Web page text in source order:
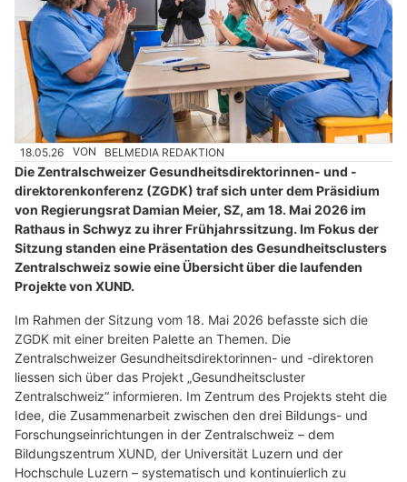
18.05.26 VON BELMEDIA REDAKTION
Die Zentralschweizer Gesundheitsdirektorinnen- und -
direktorenkonferenz (ZGDK) traf sich unter dem Präsidium
von Regierungsrat Damian Meier, SZ, am 18. Mai 2026 im
Rathaus in Schwyz zu ihrer Frühjahrssitzung. Im Fokus der
Sitzung standen eine Präsentation des Gesundheitsclusters
Zentralschweiz sowie eine Übersicht über die laufenden
Projekte von XUND.
Im Rahmen der Sitzung vom 18. Mai 2026 befasste sich die
ZGDK mit einer breiten Palette an Themen. Die
Zentralschweizer Gesundheitsdirektorinnen- und -direktoren
liessen sich über das Projekt „Gesundheitscluster
Zentralschweiz“ informieren. Im Zentrum des Projekts steht die
Idee, die Zusammenarbeit zwischen den drei Bildungs- und
Forschungseinrichtungen in der Zentralschweiz – dem
Bildungszentrum XUND, der Universität Luzern und der
Hochschule Luzern – systematisch und kontinuierlich zu